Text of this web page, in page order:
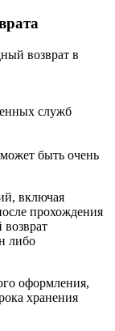
возврат в
служб
быть очень
включая
прохождения
либо
оформления,
хранения